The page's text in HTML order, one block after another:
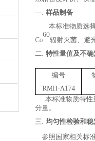
一. 样品制备
本标准物质选
Co
60
辐射灭菌、 避
二. 特性量值及不确
编号
RMH-A174
本标准物质特
分量。
三. 均匀性检验和
参照国家相关标